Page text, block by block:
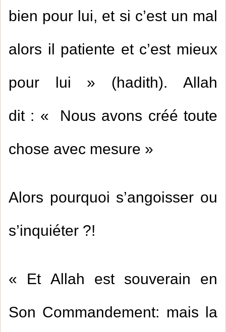
bien pour lui, et si c’est un mal
alors il patiente et c’est mieux
pour lui » (hadith). Allah
dit : « Nous avons créé toute
chose avec mesure »
Alors pourquoi s’angoisser ou
s’inquiéter ?!
« Et Allah est souverain en
Son Commandement: mais la